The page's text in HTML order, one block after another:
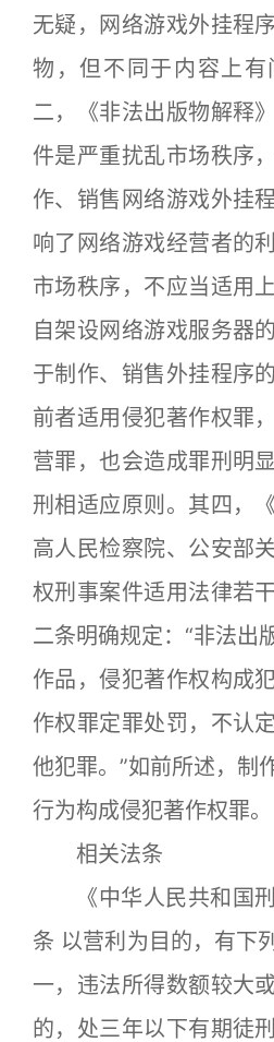
无疑，网络游戏外挂程
物，但不同于内容上
二，《非法出版物解释
件是严重扰乱市场秩序
作、销售网络游戏外挂
响了网络游戏经营者的
市场秩序，不应当适用
自架设网络游戏服务器
于制作、销售外挂程序
前者适用侵犯著作权罪
营罪，也会造成罪刑明
刑相适应原则。其四，
高人民检察院、公安部
权刑事案件适用法律若
二条明确规定：“非法出
作品，侵犯著作权构成
作权罪定罪处罚，不认
他犯罪。”如前所述，制
行为构成侵犯著作权罪。
相关法条
《中华人民共和国刑
条 以营利为目的，有下
一，违法所得数额较大
的，处三年以下有期徒